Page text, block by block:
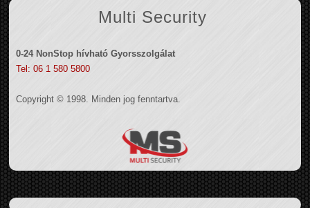
Multi Security
0-24 NonStop hívható Gyorsszolgálat
Tel: 06 1 580 5800
Copyright © 1998. Minden jog fenntartva.